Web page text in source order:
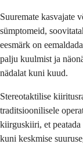
Suuremate kasvajate
sümptomeid,
eesmärk on
palju kuulmist ja
nädalat kuni kuud.
Stereotaktilise
traditsioonilisele
kiirguskiiri, et peatada
kuni keskmise